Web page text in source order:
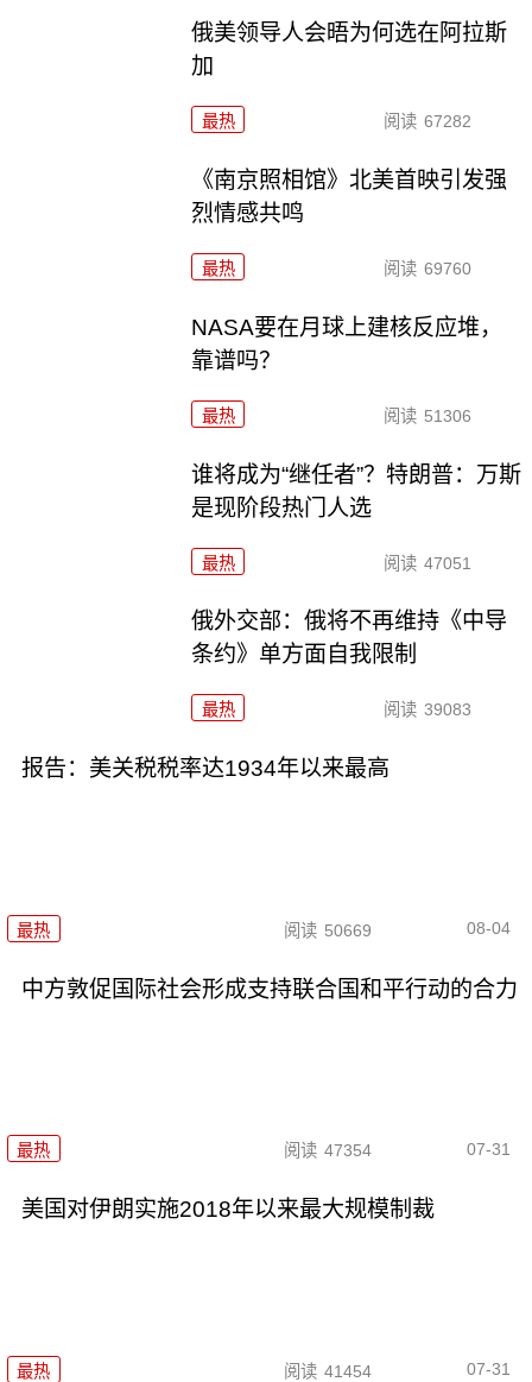
俄美领导人会晤为何选在阿拉斯
加
最热 阅读 67282
《南京照相馆》北美首映引发强
烈情感共鸣
最热 阅读 69760
NASA要在月球上建核反应堆，
靠谱吗？
最热 阅读 51306
谁将成为“继任者”？特朗普：万斯
是现阶段热门人选
最热 阅读 47051
俄外交部：俄将不再维持《中导
条约》单方面自我限制
最热 阅读 39083
报告：美关税税率达1934年以来最高
最热 阅读 50669 08-04
中方敦促国际社会形成支持联合国和平行动的合力
最热 阅读 47354 07-31
美国对伊朗实施2018年以来最大规模制裁
最热 阅读 41454 07-31